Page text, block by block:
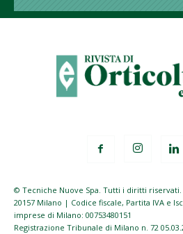
© Tecniche Nuove Spa. Tutti i diritti riservati.
20157 Milano | Codice fiscale, Partita IVA e
imprese di Milano: 00753480151
Registrazione Tribunale di Milano n. 72